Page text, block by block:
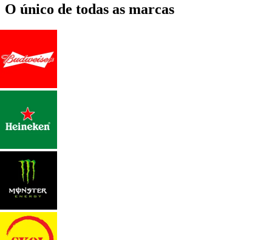
O único de todas as marcas